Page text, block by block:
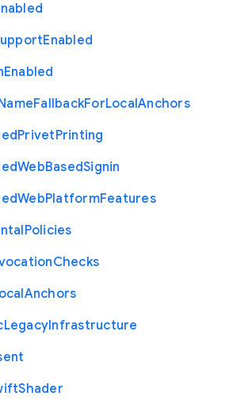
Enabled
Enabled
FallbackForLocalAnchors
PrivetPrinting
WebBasedSignin
WebPlatformFeatures
Policies
Checks
Anchors
LegacyInfrastructure
Shader